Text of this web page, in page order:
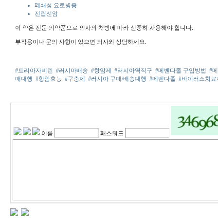
폐쇄성 요로병증
전립선암
이 약은 전문 의약품으로 의사의 처방에 따라 신중히 사용해야 합니다.
부작용이나 문의 사항이 있으면 의사와 상담하세요.
#트리아자비린 #러시아배송 #항암제 #러시아역직구 #메벤다졸 구입방법 #
매대행 #항암효능 #구충제 #러시아 구매/배송대행 #메벤다졸 #바이러스치료
이름 패스워드